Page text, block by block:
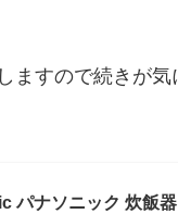
ますので続きが
パナソニック 炊飯